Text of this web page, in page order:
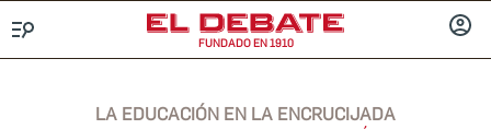
FUNDADO EN 1910
LA EDUCACIÓN EN LA ENCRUCIJADA